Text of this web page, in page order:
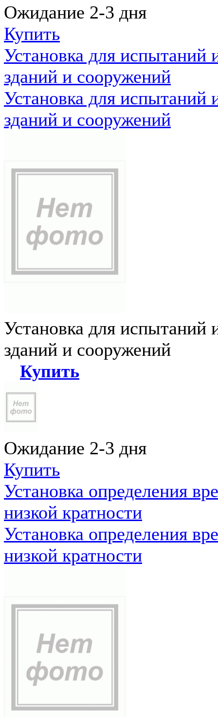
Ожидание 2-3 дня
Купить
Установка для испытаний
зданий и сооружений
Установка для испытаний
зданий и сооружений
Установка для испытаний
зданий и сооружений
Купить
Ожидание 2-3 дня
Купить
Установка определения
низкой кратности
Установка определения
низкой кратности